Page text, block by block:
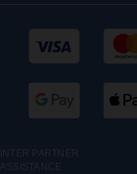
INTER PARTNER
ASSISTANCE